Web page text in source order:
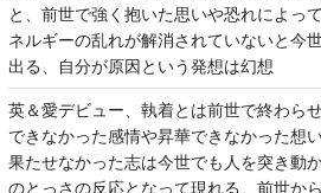
と、前世で強く抱いた思いや恐れによっ
ネルギーの乱れが解消されていないと今
出る、自分が原因という発想は幻想
英＆愛デビュー、執着とは前世で終わら
できなかった感情や昇華できなかった想
果たせなかった志は今世でも人を突き動
のとっさの反応となって現れる、前世か